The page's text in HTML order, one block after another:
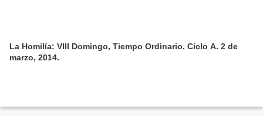
La Homilía: VIII Domingo, Tiempo Ordinario. Ciclo A. 2 de
marzo, 2014.